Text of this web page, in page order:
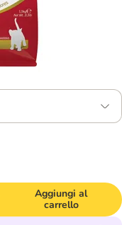
Aggiungi al
carrello